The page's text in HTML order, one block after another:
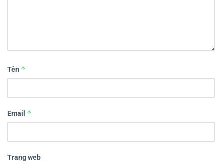
Tên *
Email *
Trang web